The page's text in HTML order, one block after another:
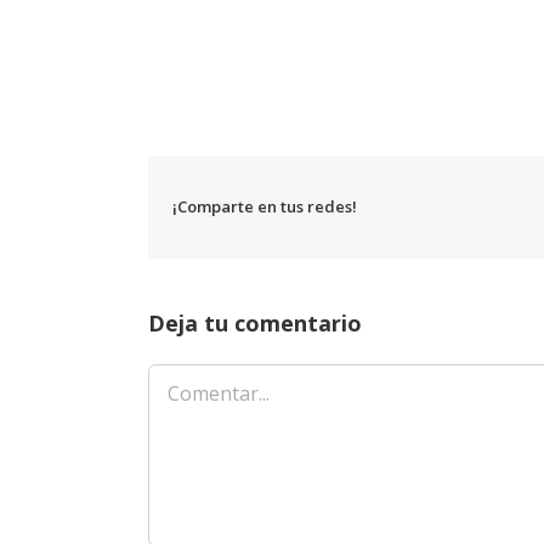
¡Comparte en tus redes!
Deja tu comentario
Comentar